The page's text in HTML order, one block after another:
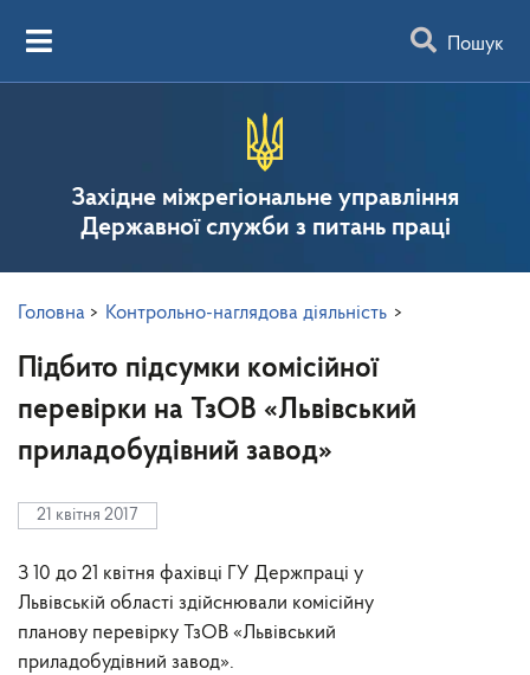
Пошук
Західне міжрегіональне управління
Державної служби з питань праці
Головна > Контрольно-наглядова діяльність >
Підбито підсумки комісійної
перевірки на ТзОВ «Львівський
приладобудівний завод»
21 квітня 2017
З 10 до 21 квітня фахівці ГУ Держпраці у
Львівській області здійснювали комісійну
планову перевірку ТзОВ «Львівський
приладобудівний завод».